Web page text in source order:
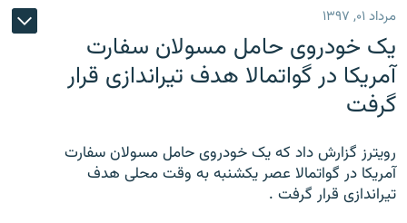
مرداد ۰۱, ۱۳۹۷
یک خودروی حامل مسولان سفارت
آمریکا در گواتمالا هدف تیراندازی قرار
گرفت
رویترز گزارش داد که یک خودروی حامل مسولان سفارت
آمریکا در گواتمالا عصر یکشنبه به وقت محلی هدف
تیراندازی قرار گرفت .